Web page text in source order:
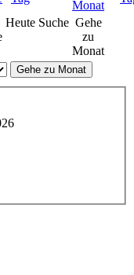
Heute Suche Gehe
zu
Monat
Gehe zu Monat